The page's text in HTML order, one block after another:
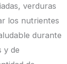
verduras
los nutrientes
durante
y de